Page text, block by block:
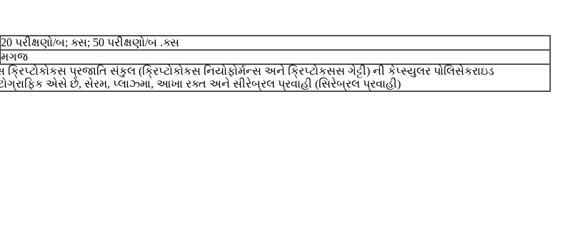
20 પરીક્ષણો/બ; ક્સ; 50 પરીક્ષણો/બ .ક્સ
મગજ
પ્રજાતિ સંકુલ (ક્રિપ્ટોકોકસ નિયોફોર્મન્સ અને ક્રિપ્ટોકસસ ગેટ્ટી) ની કેપ્સ્યુલર પોલિસેકરાઇડ
એસે છે, સેરમ, પ્લાઝ્મા, આખા રક્ત અને સીરેબ્રલ પ્રવાહી (સિરેબ્રલ પ્રવાહી)